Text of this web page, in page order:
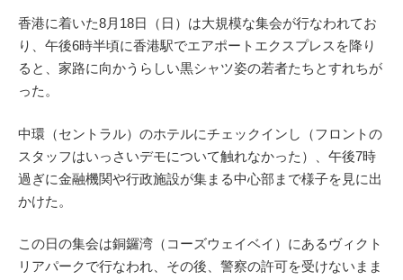
香港に着いた8月18日（日）は大規模な集会が行なわれてお
り、午後6時半頃に香港駅でエアポートエクスプレスを降り
ると、家路に向かうらしい黒シャツ姿の若者たちとすれちが
った。
中環（セントラル）のホテルにチェックインし（フロントの
スタッフはいっさいデモについて触れなかった）、午後7時
過ぎに金融機関や行政施設が集まる中心部まで様子を見に出
かけた。
この日の集会は銅鑼湾（コーズウェイベイ）にあるヴィクト
リアパークで行なわれ、その後、警察の許可を受けないまま